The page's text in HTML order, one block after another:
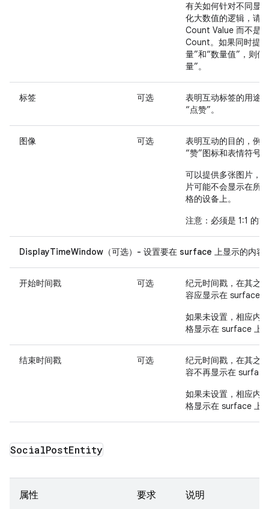
有关如何针对不同显
化大数值的逻辑，请
Count Value 而不是
Count。如果同时提
量”和“数量值”，则使
量”。
标签 可选
表明互动标签的用途
“点赞”。
图像 可选
表明互动的目的，例
“赞”图标和表情符号
可以提供多张图片，
片可能不会显示在所
格的设备上。
注意 ：必须是 1:1 的
DisplayTimeWindow（可选）- 设置要在 surface 上显示的内容
开始时间戳 可选
纪元时间戳，在其之
容应显示在 surface
如果未设置，相应内
格显示在 surface 上
结束时间戳 可选
纪元时间戳，在其之
容不再显示在
如果未设置，相应内
格显示在 surface 上
SocialPostEntity
属性 要求 说明